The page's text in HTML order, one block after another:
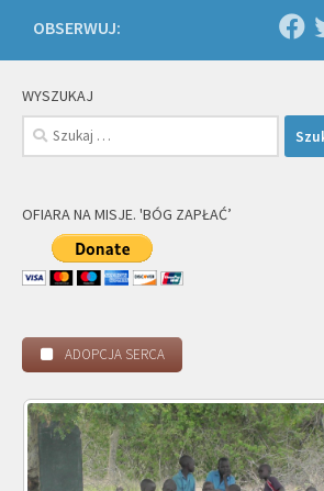
OBSERWUJ:
WYSZUKAJ
Szukaj:
OFIARA NA MISJE. 'BÓG ZAPŁAĆ’
ADOPCJA SERCA